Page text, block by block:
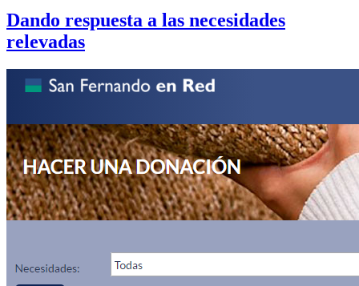
Dando respuesta a las necesidades
relevadas